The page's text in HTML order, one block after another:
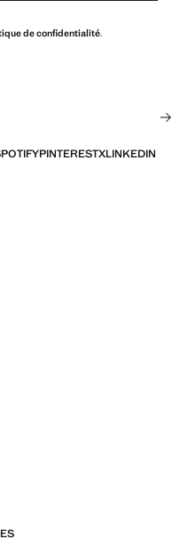
de confidentialité.
PINTERESTXLINKEDIN